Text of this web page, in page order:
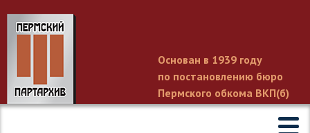
Основан в 1939 году
по постановлению бюро
Пермского обкома ВКП(б)